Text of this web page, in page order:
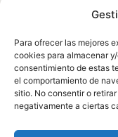
Para ofrecer las mejores
cookies para almacenar
consentimiento de estas
el comportamiento de
sitio. No consentir o
negativamente a ciertas
POLÍTICA DE COOKIES
DECLARACIÓN DE
MAPA DEL SITIO
© 2025